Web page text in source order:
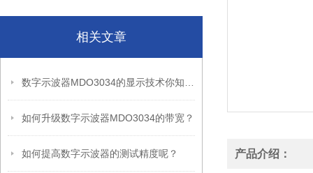
相关文章
如何升级数字示波器MDO3034的带宽？
如何提高数字示波器的测试精度呢？ 产品介绍：